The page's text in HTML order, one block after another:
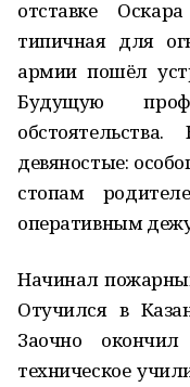
отставке
типичная для
армии пошёл
Будущую
девяностые:
стопам
оперативным
Начинал
Отучился в
Заочно окончил
техническое